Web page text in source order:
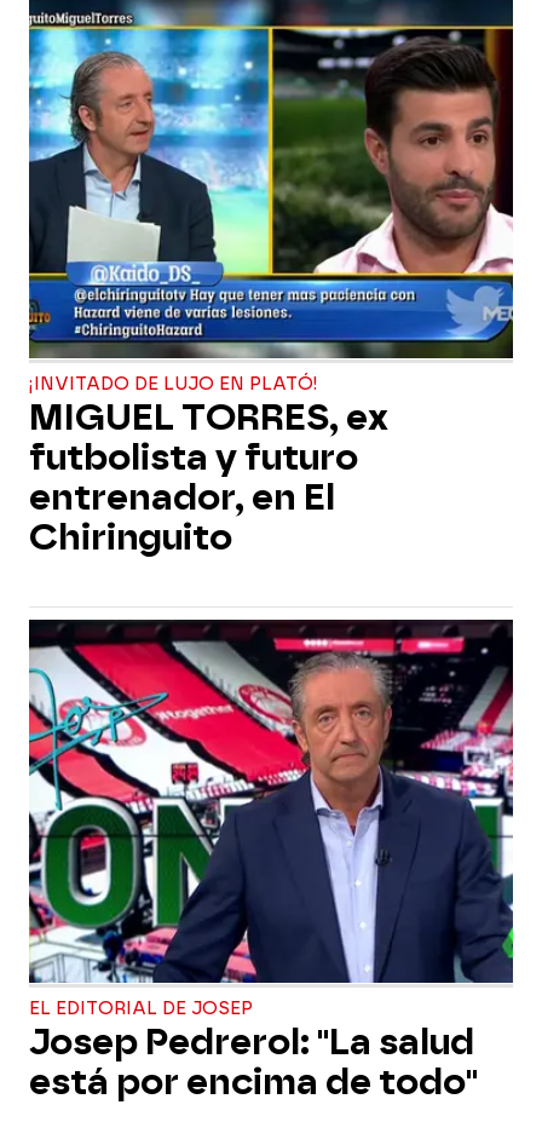
¡INVITADO DE LUJO EN PLATÓ!
MIGUEL TORRES, ex
futbolista y futuro
entrenador, en El
Chiringuito
EL EDITORIAL DE JOSEP
Josep Pedrerol: "La salud
está por encima de todo"